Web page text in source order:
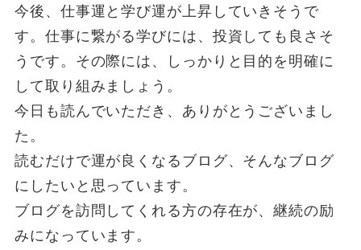
今後、仕事運と学び運が上昇していきそうで
す。仕事に繋がる学びには、投資しても良さそ
うです。その際には、しっかりと目的を明確に
して取り組みましょう。
今日も読んでいただき、ありがとうございまし
た。
読むだけで運が良くなるブログ、そんなブログ
にしたいと思っています。
ブログを訪問してくれる方の存在が、継続の励
みになっています。